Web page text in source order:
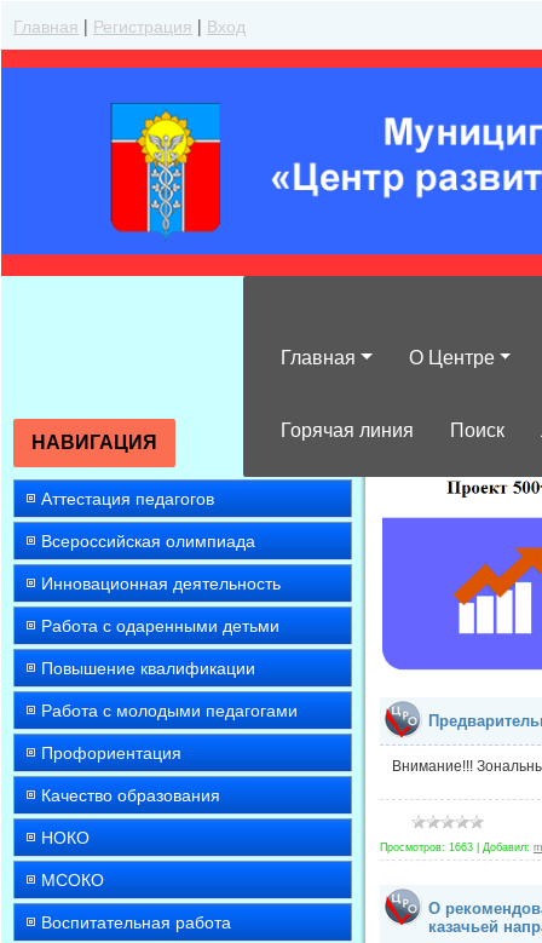
Главная | Регистрация | Вход
Главная О Центре
Горячая линия Поиск
НАВИГАЦИЯ
Аттестация педагогов
Всероссийская олимпиада
Инновационная деятельность
Работа с одаренными детьми
Повышение квалификации
Работа с молодыми педагогами
Профориентация
Качество образования
НОКО
МСОКО
Воспитательная работа
Внимание!!!
Просмотров: 1663 Добавил:
О
казачьей